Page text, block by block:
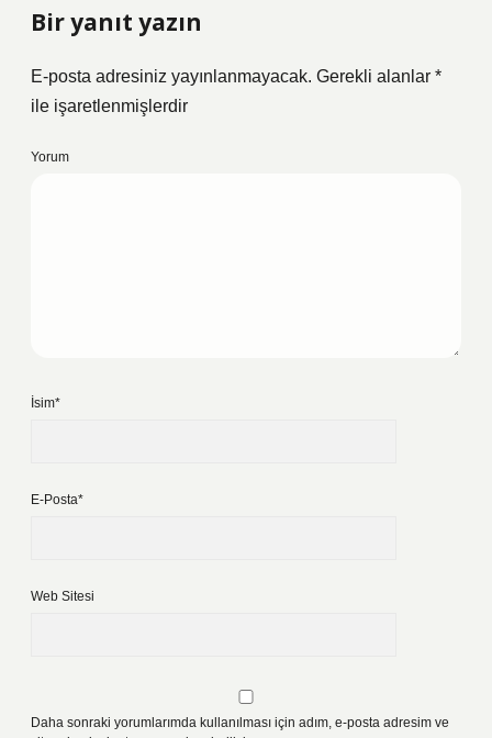
Bir yanıt yazın
E-posta adresiniz yayınlanmayacak. Gerekli alanlar *
ile işaretlenmişlerdir
Yorum
İsim*
E-Posta*
Web Sitesi
Daha sonraki yorumlarımda kullanılması için adım, e-posta adresim ve